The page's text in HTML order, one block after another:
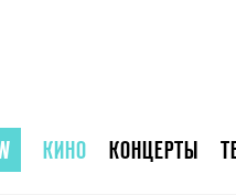
КИНО КОНЦЕРТЫ